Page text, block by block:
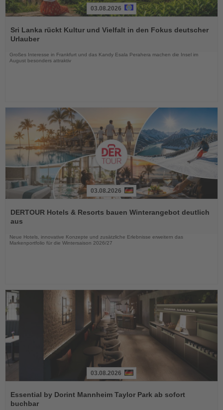
Sie
die
03.08.2026
Sri Lanka rückt Kultur und Vielfalt in den Fokus deutscher
Urlauber
Großes Interesse in Frankfurt und das Kandy Esala Perahera machen die Insel im
August besonders attraktiv
Sie
die
03.08.2026
DERTOUR Hotels & Resorts bauen Winterangebot deutlich
aus
Neue Hotels, innovative Konzepte und zusätzliche Erlebnisse erweitern das
Markenportfolio für die Wintersaison 2026/27
Sie
die
03.08.2026
Essential by Dorint Mannheim Taylor Park ab sofort
buchbar